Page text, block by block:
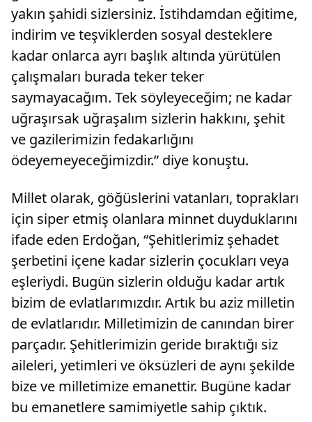
yakın şahidi sizlersiniz. İstihdamdan eğitime,
indirim ve teşviklerden sosyal desteklere
kadar onlarca ayrı başlık altında yürütülen
çalışmaları burada teker teker
saymayacağım. Tek söyleyeceğim; ne kadar
uğraşırsak uğraşalım sizlerin hakkını, şehit
ve gazilerimizin fedakarlığını
ödeyemeyeceğimizdir.” diye konuştu.
Millet olarak, göğüslerini vatanları, toprakları
için siper etmiş olanlara minnet duyduklarını
ifade eden Erdoğan, “Şehitlerimiz şehadet
şerbetini içene kadar sizlerin çocukları veya
eşleriydi. Bugün sizlerin olduğu kadar artık
bizim de evlatlarımızdır. Artık bu aziz milletin
de evlatlarıdır. Milletimizin de canından birer
parçadır. Şehitlerimizin geride bıraktığı siz
aileleri, yetimleri ve öksüzleri de aynı şekilde
bize ve milletimize emanettir. Bugüne kadar
bu emanetlere samimiyetle sahip çıktık.